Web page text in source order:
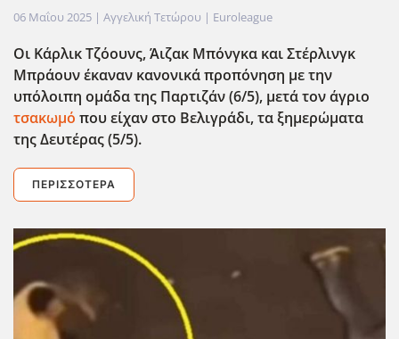
06 Μαΐου 2025 | Αγγελική Τετώρου | Euroleague
Οι Κάρλικ Τζόουνς, Άιζακ Μπόνγκα και Στέρλινγκ
Μπράουν έκαναν κανονικά προπόνηση με την
υπόλοιπη ομάδα της Παρτιζάν (6/5), μετά τον άγριο
τσακωμό που είχαν στο Βελιγράδι, τα ξημερώματα
της Δευτέρας (5/5).
ΠΕΡΙΣΣΌΤΕΡΑ